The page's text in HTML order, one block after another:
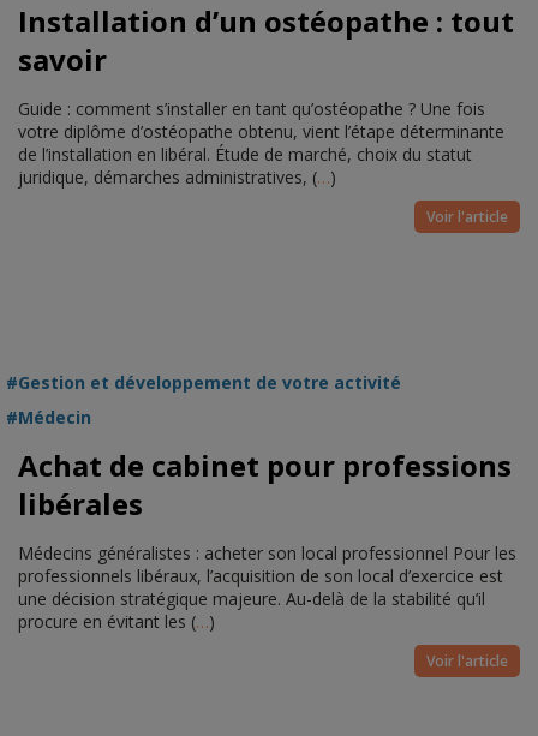
Installation d’un ostéopathe : tout
savoir
Guide : comment s’installer en tant qu’ostéopathe ? Une fois
votre diplôme d’ostéopathe obtenu, vient l’étape déterminante
de l’installation en libéral. Étude de marché, choix du statut
juridique, démarches administratives, (…)
Voir l'article
Gestion et développement de votre activité
Médecin
Achat de cabinet pour professions
libérales
Médecins généralistes : acheter son local professionnel Pour les
professionnels libéraux, l’acquisition de son local d’exercice est
une décision stratégique majeure. Au-delà de la stabilité qu’il
procure en évitant les (…)
Voir l'article